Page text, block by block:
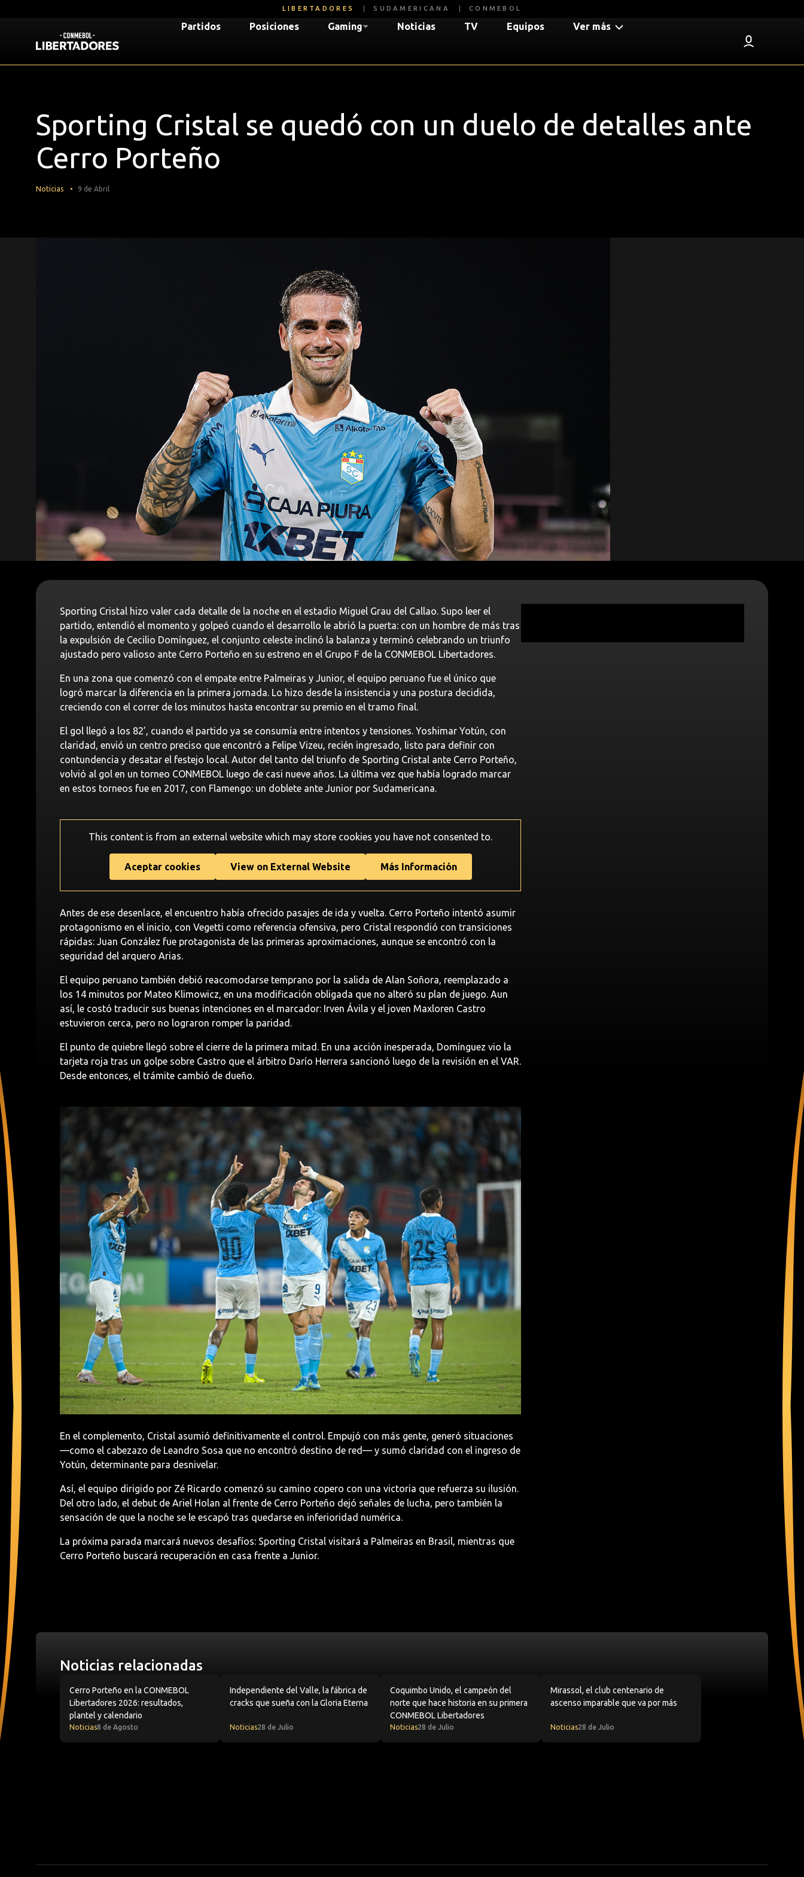
principal
LIBERTADORES SUDAMERICANA CONMEBOL
Libertadores
Navigation
Partidos Posiciones Gaming Noticias TV Equipos Ver más
Noticias
Sporting Cristal se quedó con un duelo de detalles ante
Cerro Porteño
9 de Abril
Sporting Cristal hizo valer cada detalle de la noche en el estadio Miguel Grau del Callao. Supo leer el
partido, entendió el momento y golpeó cuando el desarrollo le abrió la puerta: con un hombre de más tras
la expulsión de Cecilio Domínguez, el conjunto celeste inclinó la balanza y terminó celebrando un triunfo
ajustado pero valioso ante Cerro Porteño en su estreno en el Grupo F de la CONMEBOL Libertadores.
En una zona que comenzó con el empate entre Palmeiras y Junior, el equipo peruano fue el único que
logró marcar la diferencia en la primera jornada. Lo hizo desde la insistencia y una postura decidida,
creciendo con el correr de los minutos hasta encontrar su premio en el tramo final.
El gol llegó a los 82’, cuando el partido ya se consumía entre intentos y tensiones. Yoshimar Yotún, con
claridad, envió un centro preciso que encontró a Felipe Vizeu, recién ingresado, listo para definir con
contundencia y desatar el festejo local. Autor del tanto del triunfo de Sporting Cristal ante Cerro Porteño,
volvió al gol en un torneo CONMEBOL luego de casi nueve años. La última vez que había logrado marcar
en estos torneos fue en 2017, con Flamengo: un doblete ante Junior por Sudamericana.
This content is from an external website which may store cookies you have not consented to.
Aceptar cookies View on External Website Más Información
Antes de ese desenlace, el encuentro había ofrecido pasajes de ida y vuelta. Cerro Porteño intentó asumir
protagonismo en el inicio, con Vegetti como referencia ofensiva, pero Cristal respondió con transiciones
rápidas: Juan González fue protagonista de las primeras aproximaciones, aunque se encontró con la
seguridad del arquero Arias.
El equipo peruano también debió reacomodarse temprano por la salida de Alan Soñora, reemplazado a
los 14 minutos por Mateo Klimowicz, en una modificación obligada que no alteró su plan de juego. Aun
así, le costó traducir sus buenas intenciones en el marcador: Irven Ávila y el joven Maxloren Castro
estuvieron cerca, pero no lograron romper la paridad.
El punto de quiebre llegó sobre el cierre de la primera mitad. En una acción inesperada, Domínguez vio la
tarjeta roja tras un golpe sobre Castro que el árbitro Darío Herrera sancionó luego de la revisión en el VAR.
Desde entonces, el trámite cambió de dueño.
En el complemento, Cristal asumió definitivamente el control. Empujó con más gente, generó situaciones
—como el cabezazo de Leandro Sosa que no encontró destino de red— y sumó claridad con el ingreso de
Yotún, determinante para desnivelar.
Así, el equipo dirigido por Zé Ricardo comenzó su camino copero con una victoria que refuerza su ilusión.
Del otro lado, el debut de Ariel Holan al frente de Cerro Porteño dejó señales de lucha, pero también la
sensación de que la noche se le escapó tras quedarse en inferioridad numérica.
La próxima parada marcará nuevos desafíos: Sporting Cristal visitará a Palmeiras en Brasil, mientras que
Cerro Porteño buscará recuperación en casa frente a Junior.
Noticias relacionadas
Cerro Porteño en la CONMEBOL
Libertadores 2026: resultados,
plantel y calendario
Noticias8 de Agosto
Independiente del Valle, la fábrica de
cracks que sueña con la Gloria Eterna
Noticias28 de Julio
Coquimbo Unido, el campeón del norte que hace historia en su primera CONMEBOL Libertadores
Coquimbo Unido, el campeón del
norte que hace historia en su primera
CONMEBOL Libertadores
Noticias28 de Julio
Mirassol, el club centenario de ascenso imparable que va
Mirassol, el club centenario de
ascenso imparable que va por más
Noticias28 de Julio